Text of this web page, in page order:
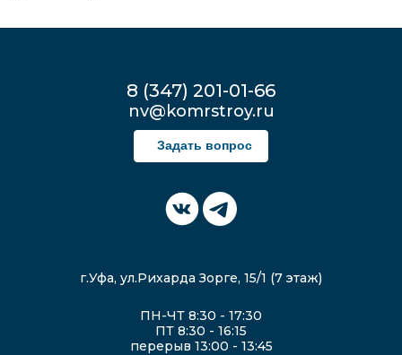
8 (347) 201-01-66
nv@komrstroy.ru
Задать вопрос
г.Уфа, ул.Рихарда Зорге, 15/1 (7 этаж)
ПН-ЧТ 8:30 - 17:30
ПТ 8:30 - 16:15
перерыв 13:00 - 13:45